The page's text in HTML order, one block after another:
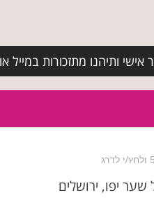
ותיהנו מתזכורות במייל
שער יפו, ירושלים